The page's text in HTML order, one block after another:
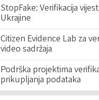
StopFake: Verifikacija
Ukrajine
Citizen Evidence Lab za
video sadržaja
Podrška projektima
prikupljanja podataka